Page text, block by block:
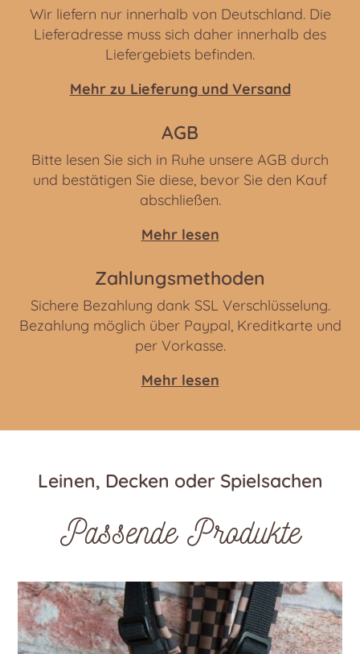
Wir liefern nur innerhalb von Deutschland. Die
Lieferadresse muss sich daher innerhalb des
Liefergebiets befinden.
Mehr zu Lieferung und Versand
AGB
Bitte lesen Sie sich in Ruhe unsere AGB durch
und bestätigen Sie diese, bevor Sie den Kauf
abschließen.
Mehr lesen
Zahlungsmethoden
Sichere Bezahlung dank SSL Verschlüsselung.
Bezahlung möglich über Paypal, Kreditkarte und
per Vorkasse.
Mehr lesen
Leinen, Decken oder Spielsachen
Passende Produkte